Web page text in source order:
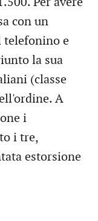
con un
telefonino e
la sua
(classe
A
i
i tre,
estorsione